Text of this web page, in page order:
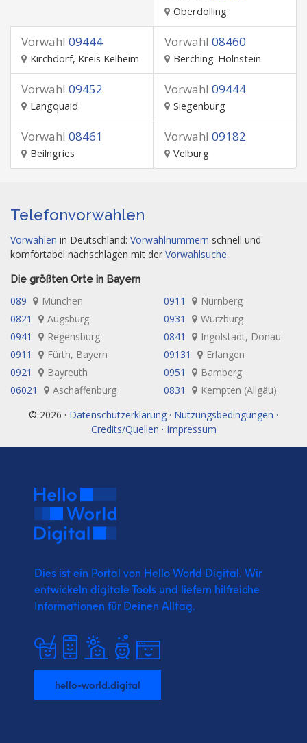
Oberdolling
Vorwahl 09444
Kirchdorf, Kreis Kelheim
Vorwahl 08460
Berching-Holnstein
Vorwahl 09452
Langquaid
Vorwahl 09444
Siegenburg
Vorwahl 08461
Beilngries
Vorwahl 09182
Velburg
Telefonvorwahlen
Vorwahlen in Deutschland: Vorwahlnummern schnell und
komfortabel nachschlagen mit der Vorwahlsuche.
Die größten Orte in Bayern
089 München 0911
Nürnberg
0821
Augsburg 0931
Würzburg
0941
Regensburg 0841
Ingolstadt, Donau
0911
Fürth, Bayern 09131
Erlangen
0921
Bayreuth 0951
Bamberg
06021
Aschaffenburg 0831
Kempten (Allgäu)
© 2026 · Datenschutzerklärung · Nutzungsbedingungen ·
Credits/Quellen · Impressum
Dies ist ein Portal von Hello World Digital. Wir
entwickeln digitale Tools und liefern hilfreiche
Informationen für Deinen Alltag.
hello-world.digital